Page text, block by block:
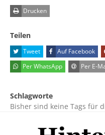
Drucken
Teilen
Tweet Auf Facebook
Per WhatsApp
Per E-
Schlagworte
Bisher sind keine Tags für